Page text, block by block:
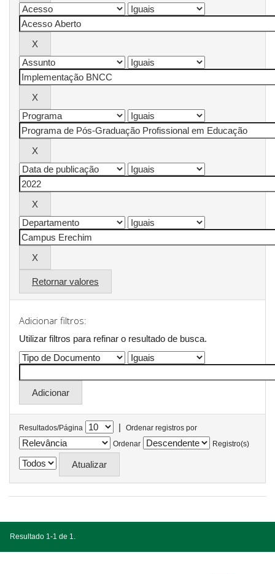
Retornar valores
Adicionar filtros:
Utilizar filtros para refinar o resultado de busca.
Resultados/Página |
Ordenar registros por
Ordenar
Registro(s)
Resultado 1-1 de 1.